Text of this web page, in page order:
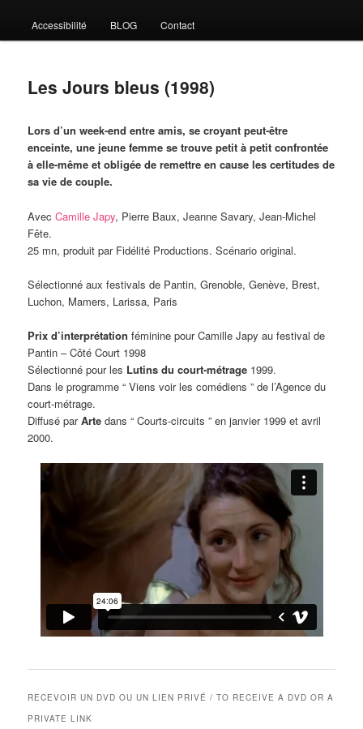
Accessibilité BLOG Contact
Les Jours bleus (1998)
Lors d’un week-end entre amis, se croyant peut-être
enceinte, une jeune femme se trouve petit à petit confrontée
à elle-même et obligée de remettre en cause les certitudes de
sa vie de couple.
AvecCamille Japy, Pierre Baux, Jeanne Savary, Jean-Michel
Fête.
25 mn, produit par Fidélité Productions. Scénario original.
Sélectionné aux festivals de Pantin, Grenoble, Genève, Brest,
Luchon, Mamers, Larissa, Paris
Prix d’interprétation féminine pour Camille Japy au festival de
Pantin – Côté Court 1998
Sélectionné pour les Lutins du court-métrage 1999.
Dans le programme “ Viens voir les comédiens ” de l’Agence du
court-métrage.
Diffusé parArte dans “ Courts-circuits ” en janvier 1999 et avril
2000.
RECEVOIR UN DVD OU UN LIEN PRIVÉ / TO RECEIVE A DVD OR A
PRIVATE LINK